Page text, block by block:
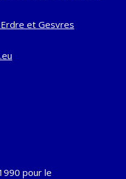
et Gesvres
pour le